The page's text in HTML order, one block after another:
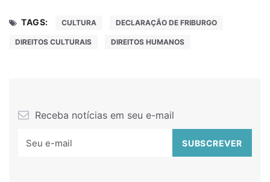
TAGS: CULTURA DECLARAÇÃO DE FRIBURGO
DIREITOS CULTURAIS DIREITOS HUMANOS
Receba notícias em seu e-mail